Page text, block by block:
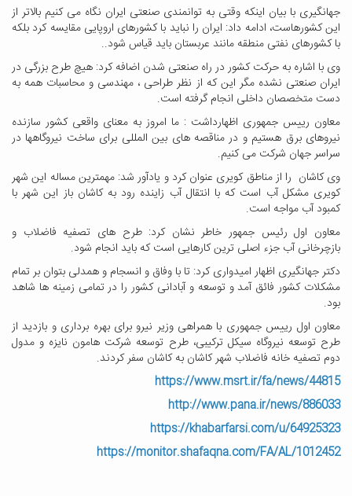
جهانگیری با بیان اینکه وقتی به توانمندی صنعتی ایران نگاه می کنیم بالاتر از
این کشورهاست، ادامه داد: ایران را نباید با کشورهای اروپایی مقایسه کرد بلکه
با کشورهای نفتی منطقه مانند عربستان باید قیاس شود..
وی با اشاره به حرکت کشور در راه صنعتی شدن اضافه کرد: هیچ طرح بزرگی در
ایران صنعتی نشده مگر این که از نظر طراحی ، مهندسی و محاسبات همه به
دست متخصصان داخلی انجام گرفته است.
معاون رییس جمهوری اظهارداشت : ما امروز به معنای واقعی کشور سازنده
نیروهای برق هستیم و در مناقصه های بین المللی برای ساخت نیروگاهها در
سراسر جهان شرکت می کنیم.
وی کاشان را از مناطق کویری عنوان کرد و یادآور شد: مهمترین مساله این شهر
کویری مشکل آب است که با انتقال آب زاینده رود به کاشان باز این شهر با
کمبود آب مواجه است.
معاون اول رئیس جمهور خاطر نشان کرد: طرح های تصفیه فاضلاب و
بازچرخانی آب جزء اصلی ترین کارهایی است که باید انجام شود.
دکتر جهانگیری اظهار امیدواری کرد: تا با وفاق و انسجام و همدلی بتوان بر تمام
مشکلات کشور فائق آمد و توسعه و آبادانی کشور را در تمامی زمینه ها شاهد
بود.
معاون اول رییس جمهوری با همراهی وزیر نیرو برای بهره برداری و بازدید از
طرح توسعه نیروگاه سیکل ترکیبی، طرح توسعه شرکت هامون نایزه و مدول
دوم تصفیه خانه فاضلاب شهر کاشان به کاشان سفر کردند.
https://www.msrt.ir/fa/news/44815
http://www.pana.ir/news/886033
https://khabarfarsi.com/u/64925323
https://monitor.shafaqna.com/FA/AL/1012452